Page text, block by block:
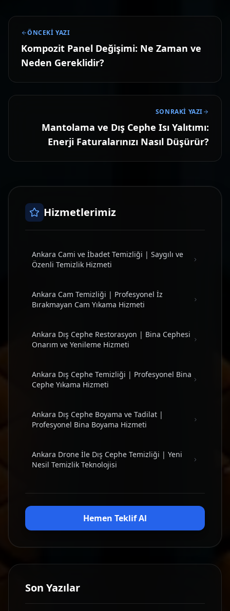
ÖNCEKI YAZI
Kompozit Panel Değişimi: Ne Zaman ve
Neden Gereklidir?
SONRAKI YAZI
Mantolama ve Dış Cephe Isı Yalıtımı:
Enerji Faturalarınızı Nasıl Düşürür?
Hizmetlerimiz
Ankara Cami ve İbadet Temizliği | Saygılı ve
Özenli Temizlik Hizmeti
Ankara Cam Temizliği | Profesyonel İz
Bırakmayan Cam Yıkama Hizmeti
Ankara Dış Cephe Restorasyon | Bina Cephesi
Onarım ve Yenileme Hizmeti
Ankara Dış Cephe Temizliği | Profesyonel Bina
Cephe Yıkama Hizmeti
Ankara Dış Cephe Boyama ve Tadilat |
Profesyonel Bina Boyama Hizmeti
Ankara Drone İle Dış Cephe Temizliği | Yeni
Nesil Temizlik Teknolojisi
Hemen Teklif Al
Son Yazılar